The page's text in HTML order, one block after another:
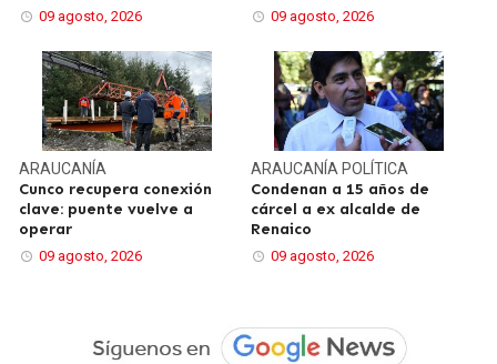
09 agosto, 2026 09 agosto, 2026
ARAUCANÍA
Cunco recupera conexión
clave: puente vuelve a
operar
09 agosto, 2026
ARAUCANÍA POLÍTICA
Condenan a 15 años de
cárcel a ex alcalde de
Renaico
09 agosto, 2026